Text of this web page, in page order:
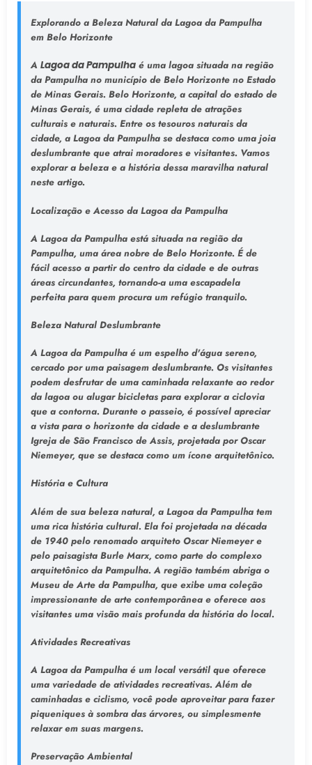
Explorando a Beleza Natural da Lagoa da Pampulha
em Belo Horizonte
A Lagoa da Pampulha é uma lagoa situada na região
da Pampulha no município de Belo Horizonte no Estado
de Minas Gerais. Belo Horizonte, a capital do estado de
Minas Gerais, é uma cidade repleta de atrações
culturais e naturais. Entre os tesouros naturais da
cidade, a Lagoa da Pampulha se destaca como uma joia
deslumbrante que atrai moradores e visitantes. Vamos
explorar a beleza e a história dessa maravilha natural
neste artigo.
Localização e Acesso da Lagoa da Pampulha
A Lagoa da Pampulha está situada na região da
Pampulha, uma área nobre de Belo Horizonte. É de
fácil acesso a partir do centro da cidade e de outras
áreas circundantes, tornando-a uma escapadela
perfeita para quem procura um refúgio tranquilo.
Beleza Natural Deslumbrante
A Lagoa da Pampulha é um espelho d'água sereno,
cercado por uma paisagem deslumbrante. Os visitantes
podem desfrutar de uma caminhada relaxante ao redor
da lagoa ou alugar bicicletas para explorar a ciclovia
que a contorna. Durante o passeio, é possível apreciar
a vista para o horizonte da cidade e a deslumbrante
Igreja de São Francisco de Assis, projetada por Oscar
Niemeyer, que se destaca como um ícone arquitetônico.
História e Cultura
Além de sua beleza natural, a Lagoa da Pampulha tem
uma rica história cultural. Ela foi projetada na década
de 1940 pelo renomado arquiteto Oscar Niemeyer e
pelo paisagista Burle Marx, como parte do complexo
arquitetônico da Pampulha. A região também abriga o
Museu de Arte da Pampulha, que exibe uma coleção
impressionante de arte contemporânea e oferece aos
visitantes uma visão mais profunda da história do local.
Atividades Recreativas
A Lagoa da Pampulha é um local versátil que oferece
uma variedade de atividades recreativas. Além de
caminhadas e ciclismo, você pode aproveitar para fazer
piqueniques à sombra das árvores, ou simplesmente
relaxar em suas margens.
Preservação Ambiental